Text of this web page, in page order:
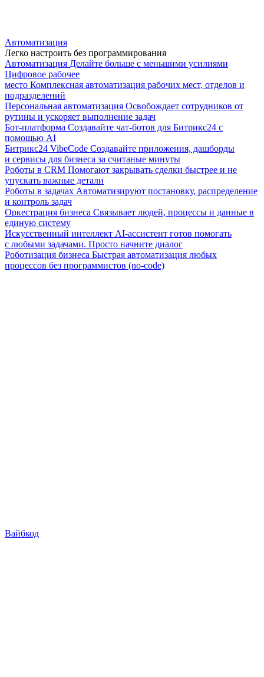
Автоматизация
Легко настроить без программирования
Автоматизация Делайте больше с меньшими усилиями
Цифровое рабочее
место Комплексная автоматизация рабочих мест, отделов и
подразделений
Персональная автоматизация Освобождает сотрудников от
рутины и ускоряет выполнение задач
Бот-платформа Создавайте чат-ботов для Битрикс24 с
помощью AI
Битрикс24 VibeCode Создавайте приложения, дашборды
и сервисы для бизнеса за считаные минуты
Роботы в CRM Помогают закрывать сделки быстрее и не
упускать важные детали
Роботы в задачах Автоматизируют постановку, распределение
и контроль задач
Оркестрация бизнеса Связывает людей, процессы и данные в
единую систему
Искусственный интеллект AI-ассистент готов помогать
с любыми задачами. Просто начните диалог
Роботизация бизнеса Быстрая автоматизация любых
процессов без программистов (no-code)
Вайбкод